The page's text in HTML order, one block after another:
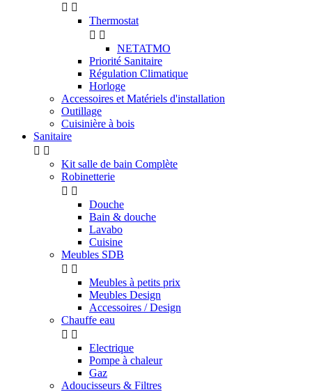
 
Thermostat
 
NETATMO
Priorité Sanitaire
Régulation Climatique
Horloge
Accessoires et Matériels d'installation
Outillage
Cuisinière à bois
Sanitaire
 
Kit salle de bain Complète
Robinetterie
 
Douche
Bain & douche
Lavabo
Cuisine
Meubles SDB
 
Meubles à petits prix
Meubles Design
Accessoires / Design
Chauffe eau
 
Electrique
Pompe à chaleur
Gaz
Adoucisseurs & Filtres